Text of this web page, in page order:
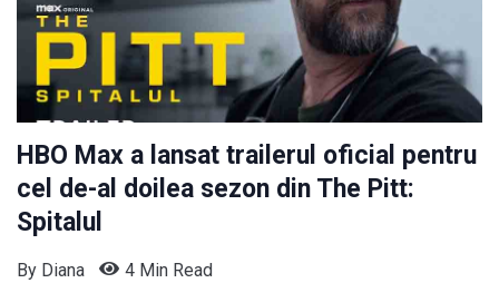
HBO Max a lansat trailerul oficial pentru
cel de-al doilea sezon din The Pitt:
Spitalul
By Diana 4 Min Read